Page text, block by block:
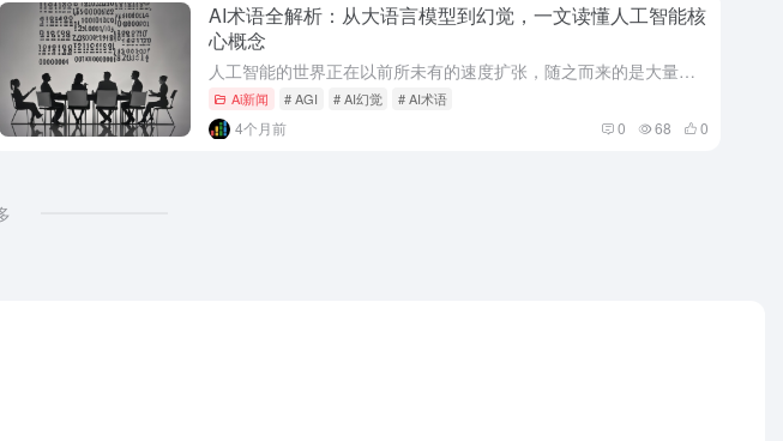
AI术语全解析：从大语言模型到幻觉，一文读懂人工智能核
心概念
人工智能的世界正在以前所未有的速度扩张，随之而来的是大量令人眼花缭乱的专业术语。无论是AGI（通用人工智能）的宏伟愿景，还是AI Agent（智能体）的落地应用，理解这些核心概念已成为从业者、投资者乃...
Ai新闻 # AGI # AI幻觉 # AI术语
4个月前 0 68 0